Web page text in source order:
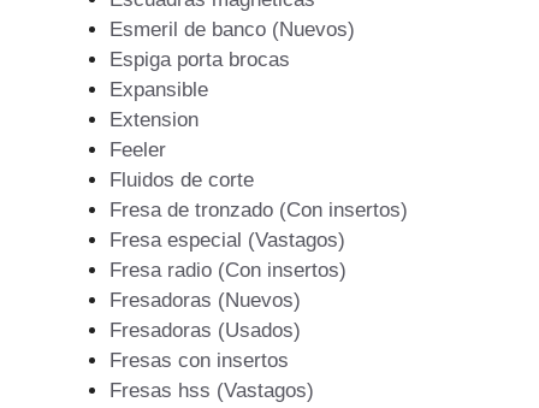
Esmeril de banco (Nuevos)
Espiga porta brocas
Expansible
Extension
Feeler
Fluidos de corte
Fresa de tronzado (Con insertos)
Fresa especial (Vastagos)
Fresa radio (Con insertos)
Fresadoras (Nuevos)
Fresadoras (Usados)
Fresas con insertos
Fresas hss (Vastagos)